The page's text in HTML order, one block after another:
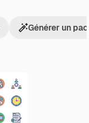
Générer un